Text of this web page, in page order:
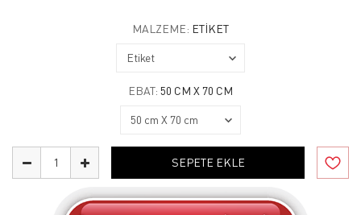
MALZEME: ETIKET
EBAT: 50 CM X 70 CM
SEPETE EKLE